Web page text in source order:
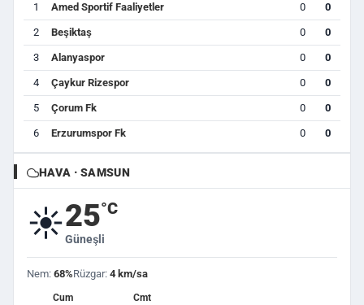
1 Amed Sportif Faaliyetler 0 0
2 Beşiktaş 0 0
3 Alanyaspor 0 0
4 Çaykur Rizespor 0 0
5 Çorum Fk 0 0
6 Erzurumspor Fk 0 0
HAVA · SAMSUN
☀️25°C
Güneşli
Nem: 68%Rüzgar: 4 km/sa
Cum Cmt